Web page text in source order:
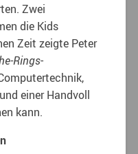
Zwei
die Kids
Zeit zeigte Peter
Rings-
einer Handvoll
kann.